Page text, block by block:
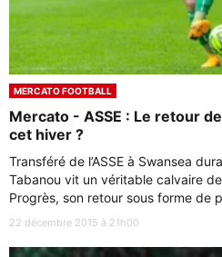
MERCATO FOOTBALL
Mercato - ASSE : Le retour
cet hiver ?
Transféré de l’ASSE à Swansea
Tabanou vit un véritable calvaire
Progrès, son retour sous forme de
22 décembre 2015 à 21h00